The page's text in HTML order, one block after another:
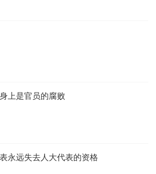
上是官员的腐败
永远失去人大代表的资格